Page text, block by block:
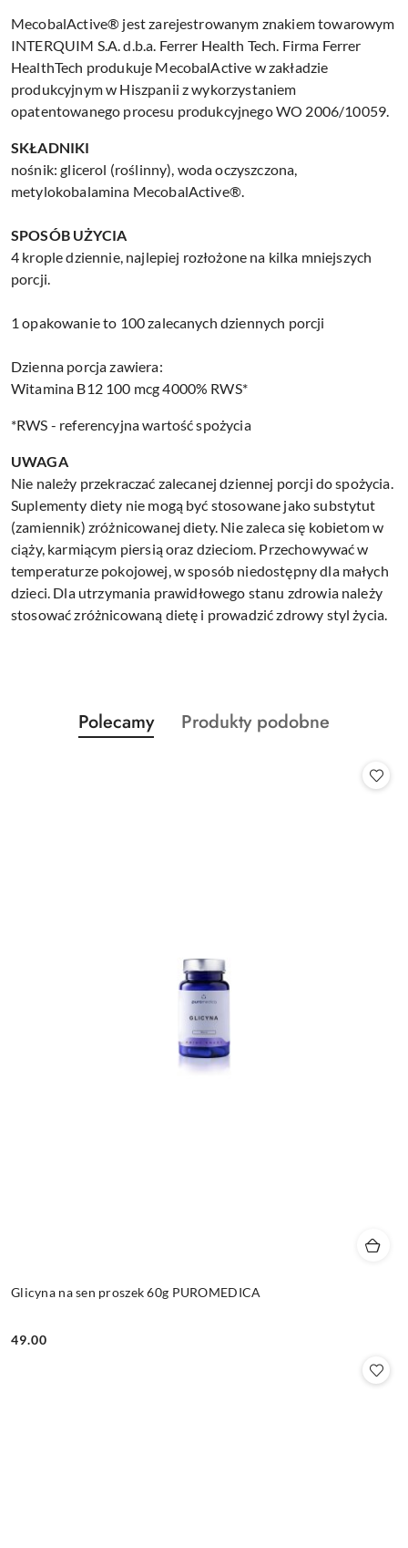
MecobalActive® jest zarejestrowanym znakiem towarowym
INTERQUIM S.A. d.b.a. Ferrer Health Tech. Firma Ferrer
HealthTech produkuje MecobalActive w zakładzie
produkcyjnym w Hiszpanii z wykorzystaniem
opatentowanego procesu produkcyjnego WO 2006/10059.
SKŁADNIKI
nośnik: glicerol (roślinny), woda oczyszczona,
metylokobalamina MecobalActive®.
SPOSÓB UŻYCIA
4 krople dziennie, najlepiej rozłożone na kilka mniejszych
porcji.
1 opakowanie to 100 zalecanych dziennych porcji
Dzienna porcja zawiera:
Witamina B12 100 mcg 4000% RWS*
*RWS - referencyjna wartość spożycia
UWAGA
Nie należy przekraczać zalecanej dziennej porcji do spożycia.
Suplementy diety nie mogą być stosowane jako substytut
(zamiennik) zróżnicowanej diety. Nie zaleca się kobietom w
ciąży, karmiącym piersią oraz dzieciom. Przechowywać w
temperaturze pokojowej, w sposób niedostępny dla małych
dzieci. Dla utrzymania prawidłowego stanu zdrowia należy
stosować zróżnicowaną dietę i prowadzić zdrowy styl życia.
Pomiń karuzelę produktów
Produkty
o
Polecamy
Produkty
Produkty podobne
Glicyna na sen proszek 60g PUROMEDICA
Cena:
49.00